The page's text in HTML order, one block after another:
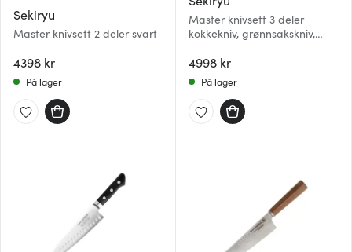
Sekiryu
Master knivsett 2 deler svart
4398 kr
På lager
Master knivsett 3 deler
kokkekniv, grønnsakskniv,
4998 kr
På lager